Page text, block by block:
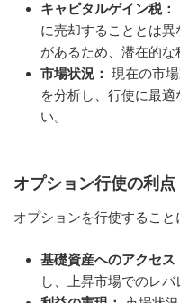
キャピタルゲイン税：
に売却することとは
があるため、潜在的な
市場状況： 現在の市
を分析し、行使に最
い。
オプション行使の利点
オプションを行使すること
基礎資産へのアクセス
し、上昇市場でのレバ